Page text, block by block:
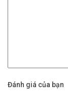
Đánh giá của bạn